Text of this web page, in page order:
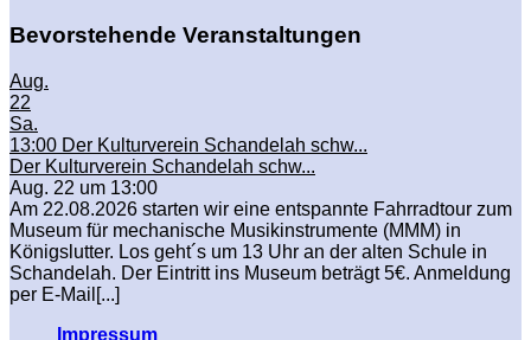
Bevorstehende Veranstaltungen
Aug.
22
Sa.
13:00 Der Kulturverein Schandelah schw...
Der Kulturverein Schandelah schw...
Aug. 22 um 13:00
Am 22.08.2026 starten wir eine entspannte Fahrradtour zum
Museum für mechanische Musikinstrumente (MMM) in
Königslutter. Los geht´s um 13 Uhr an der alten Schule in
Schandelah. Der Eintritt ins Museum beträgt 5€. Anmeldung
per E-Mail[...]
Impressum